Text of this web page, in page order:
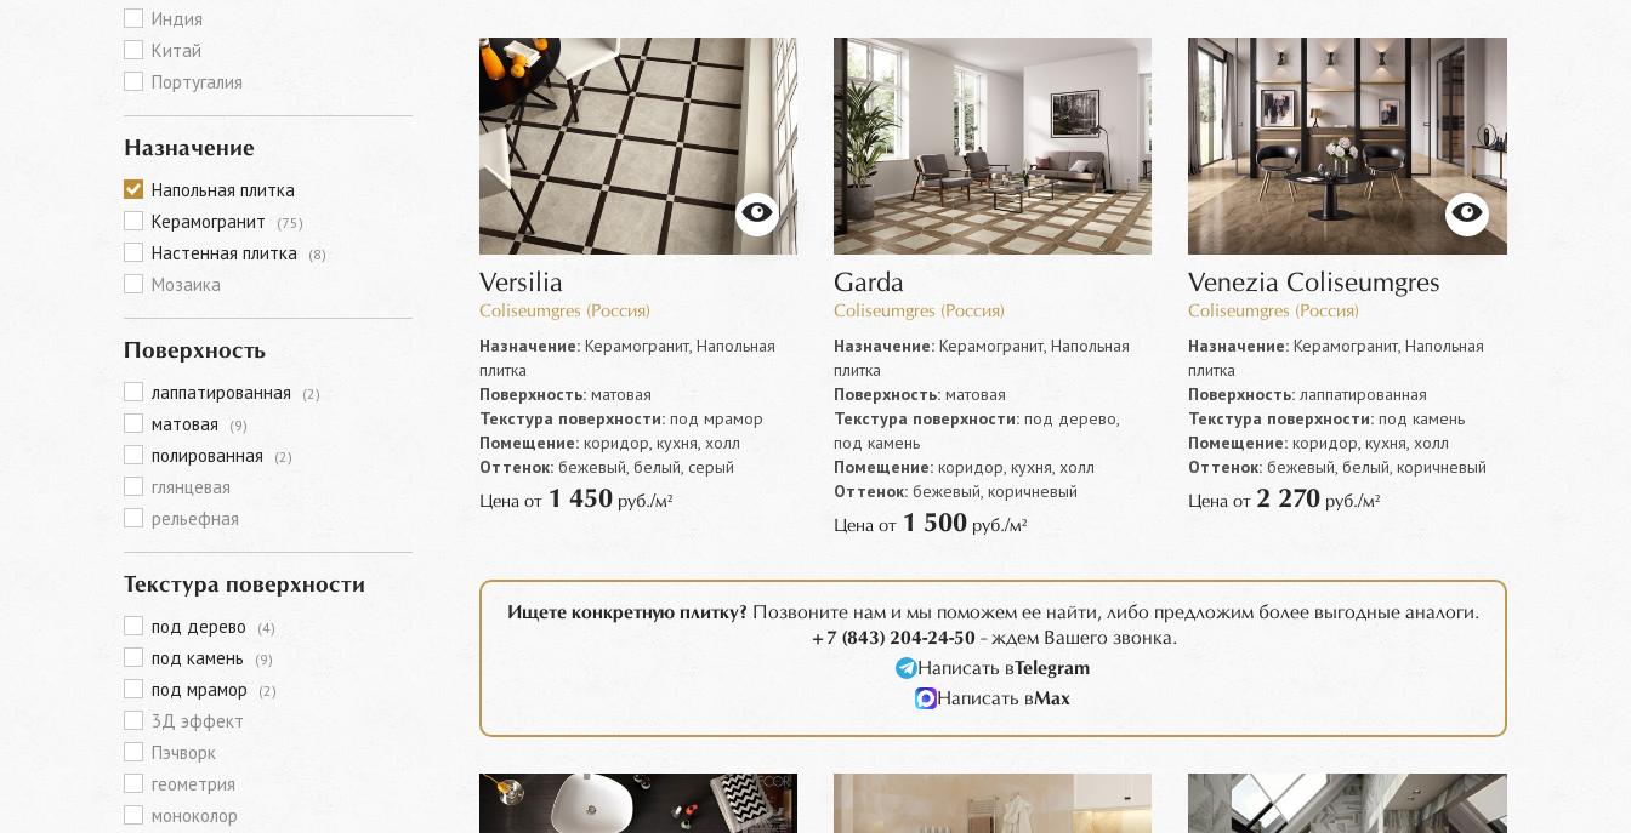
Индия
Китай
Португалия
Назначение
Напольная плитка
Керамогранит
(75)
Настенная плитка (8)
Мозаика
Поверхность
лаппатированная (2)
матовая (9)
полированная (2)
глянцевая
рельефная
Текстура поверхности
под дерево (4)
под камень (9)
под мрамор (2)
3Д эффект
Пэчворк
геометрия
моноколор
Versilia
Coliseumgres (Россия)
Назначение:Керамогранит, Напольная
плитка
Поверхность:матовая
Текстура поверхности:под мрамор
Помещение:коридор, кухня, холл
Оттенок:бежевый, белый, серый
Цена от 1 450руб./м²
Garda
Coliseumgres (Россия)
Назначение:Керамогранит, Напольная
плитка
Поверхность:матовая
Текстура поверхности:под дерево,
под камень
Помещение:коридор, кухня, холл
Оттенок:бежевый, коричневый
Цена от 1 500руб./м²
Venezia Coliseumgres
Coliseumgres (Россия)
Назначение: Керамогранит, Напольная
плитка
Поверхность: лаппатированная
Текстура поверхности: под камень
Помещение: коридор, кухня, холл
Оттенок: бежевый, белый, коричневый
Цена от 2 270 руб./м²
Ищете конкретную плитку? Позвоните нам и мы поможем ее найти, либо предложим более выгодные аналоги.
+7 (843) 204-24-50 - ждем Вашего звонка.
Написать вTelegram
Написать вMax